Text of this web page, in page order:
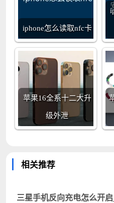
iphone怎么读取nfc卡
苹果16全系十二大升
级外泄
相关推荐
三星手机反向充电怎么开